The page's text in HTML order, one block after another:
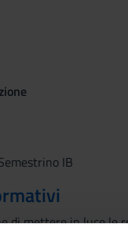
IB
di mettere in luce le
verrà